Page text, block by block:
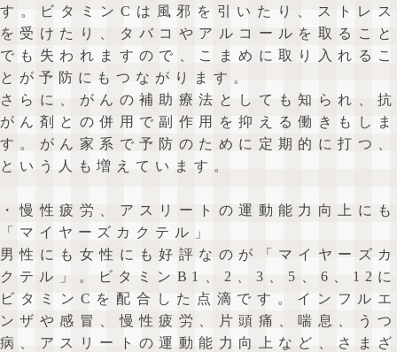
す。ビタミンCは風邪を引いたり、ストレス
を受けたり、タバコやアルコールを取ること
でも失われますので、こまめに取り入れるこ
とが予防にもつながります。
さらに、がんの補助療法としても知られ、抗
がん剤との併用で副作用を抑える働きもしま
す。がん家系で予防のために定期的に打つ、
という人も増えています。
・慢性疲労、アスリートの運動能力向上にも
「マイヤーズカクテル」
男性にも女性にも好評なのが「マイヤーズカ
クテル」。ビタミンB1、2、3、5、6、12に
ビタミンCを配合した点滴です。インフルエ
ンザや感冒、慢性疲労、片頭痛、喘息、うつ
病、アスリートの運動能力向上など、さまざ